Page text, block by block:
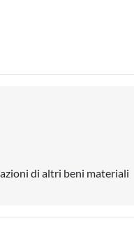
di altri beni materiali